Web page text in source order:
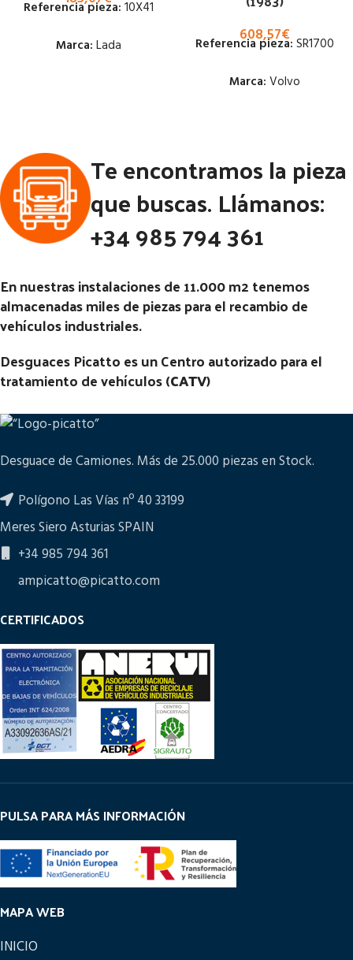
Referencia pieza: 10X41
Marca: Lada
Notas:
1430CC | 01.70 - 12.90
Código Pieza:
65794
608,57€
Referencia pieza: SR1700
Marca: Volvo
Ubicación:
Notas:[VP]VOLVO F 12 227
KW (1983-0) 385 RG (4X2)
Código Pieza:
Te encontramos la pieza
que buscas. Llámanos:
+34 985 794 361
En nuestras instalaciones de 11.000 m2 tenemos
almacenadas miles de piezas para el recambio de
vehículos industriales.
Desguaces Picatto es un Centro autorizado para el
tratamiento de vehículos (CATV)
Desguace de Camiones. Más de 25.000 piezas en Stock.
Polígono Las Vías nº 40 33199
Meres Siero Asturias SPAIN
+34 985 794 361
ampicatto@picatto.com
CERTIFICADOS
PULSA PARA MÁS INFORMACIÓN
MAPA WEB
INICIO